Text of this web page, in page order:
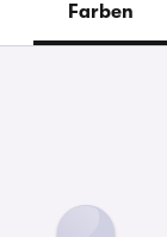
Farben